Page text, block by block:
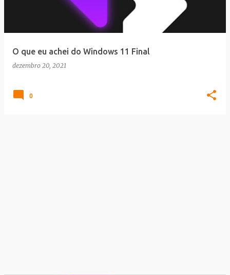
O que eu achei do Windows 11 Final
dezembro 20, 2021
0